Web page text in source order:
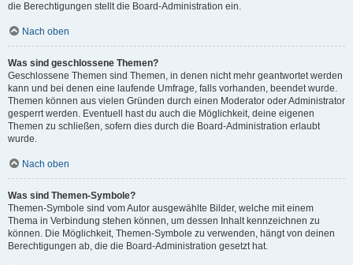
die Berechtigungen stellt die Board-Administration ein.
Nach oben
Was sind geschlossene Themen?
Geschlossene Themen sind Themen, in denen nicht mehr geantwortet werden
kann und bei denen eine laufende Umfrage, falls vorhanden, beendet wurde.
Themen können aus vielen Gründen durch einen Moderator oder Administrator
gesperrt werden. Eventuell hast du auch die Möglichkeit, deine eigenen
Themen zu schließen, sofern dies durch die Board-Administration erlaubt
wurde.
Nach oben
Was sind Themen-Symbole?
Themen-Symbole sind vom Autor ausgewählte Bilder, welche mit einem
Thema in Verbindung stehen können, um dessen Inhalt kennzeichnen zu
können. Die Möglichkeit, Themen-Symbole zu verwenden, hängt von deinen
Berechtigungen ab, die die Board-Administration gesetzt hat.